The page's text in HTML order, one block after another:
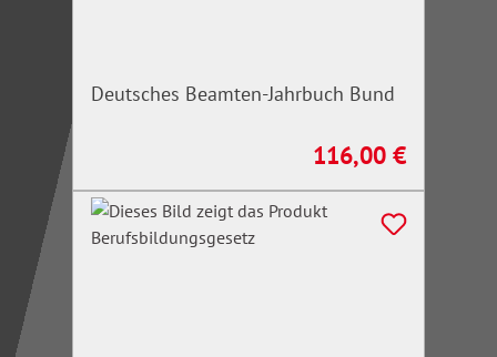
Deutsches Beamten-Jahrbuch Bund
Regulärer Preis:
116,00 €